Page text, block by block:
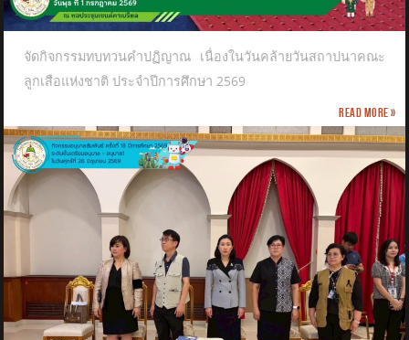
จัดกิจกรรมทบทวนคำปฏิญาณ เนื่องในวันคล้ายวันสถาปนาคณะ
ลูกเสือแห่งชาติ​ ประจำปีการศึกษา 2569
Read more »